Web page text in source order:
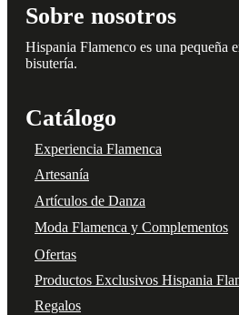
Sobre nosotros
Hispania Flamenco es una pequeña
bisutería.
Catálogo
Experiencia Flamenca
Artesanía
Artículos de Danza
Moda Flamenca y Complementos
Ofertas
Productos Exclusivos Hispania
Regalos